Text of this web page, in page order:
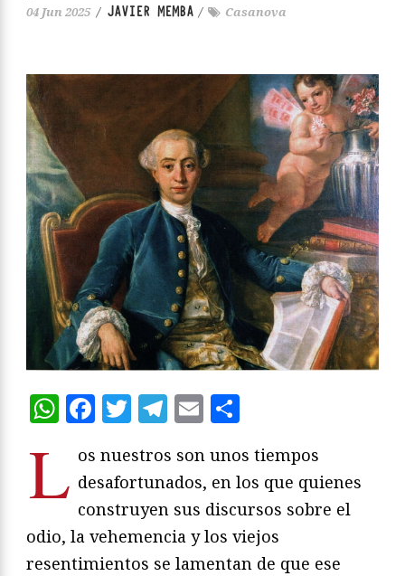
04 Jun 2025 / JAVIER MEMBA / Casanova
WhatsApp
Facebook
Twitter
Telegram
Email
L os nuestros son unos tiempos
desafortunados, en los que quienes
construyen sus discursos sobre el
odio, la vehemencia y los viejos
resentimientos se lamentan de que ese